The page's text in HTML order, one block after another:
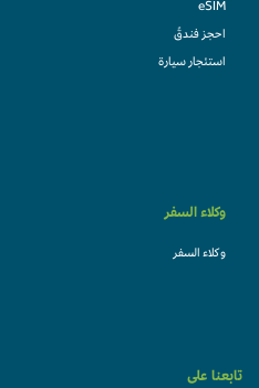
eSIM
احجز فندقً
استئجار سيارة
وكلاء السفر
وكلاء السفر
تابعنا على